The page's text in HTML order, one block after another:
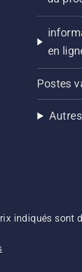
en
Postes
indiqués sont